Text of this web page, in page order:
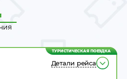
ТУРИСТИЧЕСКАЯ ПОЕЗДКА
Детали рейса